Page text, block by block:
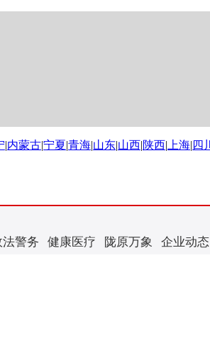
|内蒙古|宁夏|青海|山东|山西|陕西| 上海| 四川
法警务 健康医疗 陇原万象 企业动态